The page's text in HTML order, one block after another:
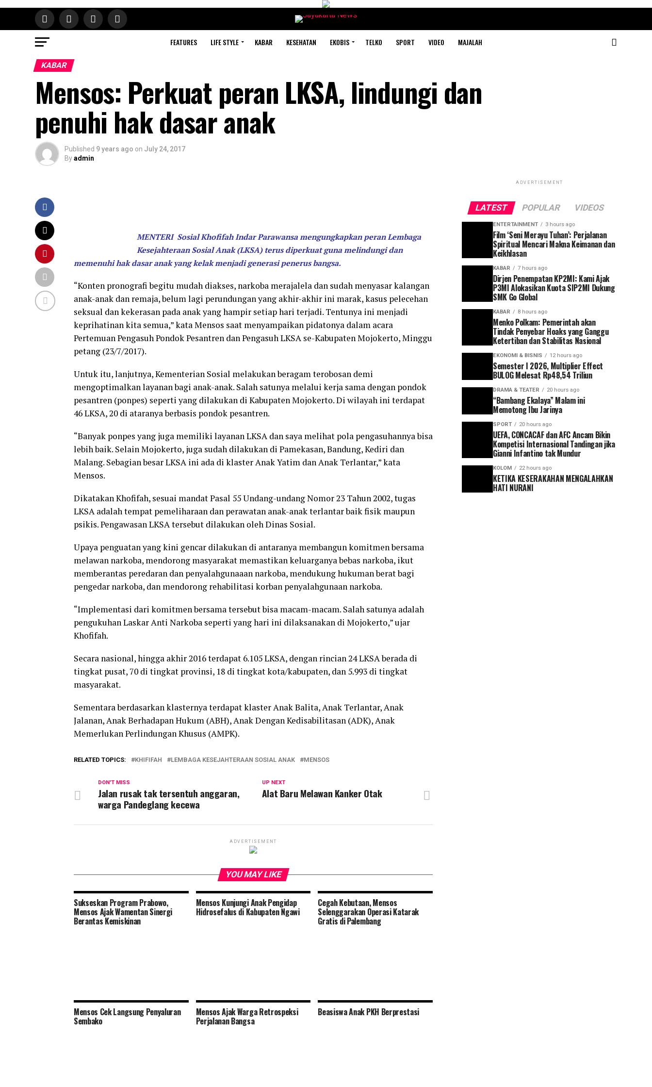
FEATURES LIFE STYLE KABAR KESEHATAN EKOBIS TELKO SPORT VIDEO MAJALAH
KABAR
Mensos: Perkuat peran LKSA, lindungi dan
penuhi hak dasar anak
Published 9 years ago on July 24, 2017
Byadmin
MENTERI Sosial Khofifah Indar Parawansa mengungkapkan peran Lembaga
Kesejahteraan Sosial Anak (LKSA) terus diperkuat guna melindungi dan
memenuhi hak dasar anak yang kelak menjadi generasi penerus bangsa.
“Konten pronografi begitu mudah diakses, narkoba merajalela dan sudah menyasar kalangan
anak-anak dan remaja, belum lagi perundungan yang akhir-akhir ini marak, kasus pelecehan
seksual dan kekerasan pada anak yang hampir setiap hari terjadi. Tentunya ini menjadi
keprihatinan kita semua,” kata Mensos saat menyampaikan pidatonya dalam acara
Pertemuan Pengasuh Pondok Pesantren dan Pengasuh LKSA se-Kabupaten Mojokerto, Minggu
petang (23/7/2017).
Untuk itu, lanjutnya, Kementerian Sosial melakukan beragam terobosan demi
mengoptimalkan layanan bagi anak-anak. Salah satunya melalui kerja sama dengan pondok
pesantren (ponpes) seperti yang dilakukan di Kabupaten Mojokerto. Di wilayah ini terdapat
46 LKSA, 20 di ataranya berbasis pondok pesantren.
“Banyak ponpes yang juga memiliki layanan LKSA dan saya melihat pola pengasuhannya bisa
lebih baik. Selain Mojokerto, juga sudah dilakukan di Pamekasan, Bandung, Kediri dan
Malang. Sebagian besar LKSA ini ada di klaster Anak Yatim dan Anak Terlantar,” kata
Mensos.
Dikatakan Khofifah, sesuai mandat Pasal 55 Undang-undang Nomor 23 Tahun 2002, tugas
LKSA adalah tempat pemeliharaan dan perawatan anak-anak terlantar baik fisik maupun
psikis. Pengawasan LKSA tersebut dilakukan oleh Dinas Sosial.
Upaya penguatan yang kini gencar dilakukan di antaranya membangun komitmen bersama
melawan narkoba, mendorong masyarakat memastikan keluarganya bebas narkoba, ikut
memberantas peredaran dan penyalahgunaaan narkoba, mendukung hukuman berat bagi
pengedar narkoba, dan mendorong rehabilitasi korban penyalahgunaan narkoba.
“Implementasi dari komitmen bersama tersebut bisa macam-macam. Salah satunya adalah
pengukuhan Laskar Anti Narkoba seperti yang hari ini dilaksanakan di Mojokerto,” ujar
Khofifah.
Secara nasional, hingga akhir 2016 terdapat 6.105 LKSA, dengan rincian 24 LKSA berada di
tingkat pusat, 70 di tingkat provinsi, 18 di tingkat kota/kabupaten, dan 5.993 di tingkat
masyarakat.
Sementara berdasarkan klasternya terdapat klaster Anak Balita, Anak Terlantar, Anak
Jalanan, Anak Berhadapan Hukum (ABH), Anak Dengan Kedisabilitasan (ADK), Anak
Memerlukan Perlindungan Khusus (AMPK).
RELATED TOPICS: KHIFIFAH LEMBAGA KESEJAHTERAAN SOSIAL ANAK MENSOS
UP NEXT
Alat Baru Melawan Kanker Otak
DON'T MISS
Jalan rusak tak tersentuh anggaran,
warga Pandeglang kecewa
ADVERTISEMENT
YOU MAY LIKE
Sukseskan Program Prabowo,
Mensos Ajak Wamentan Sinergi
Berantas Kemiskinan
Mensos Kunjungi Anak Pengidap
Hidrosefalus di Kabupaten Ngawi
Cegah Kebutaan, Mensos
Selenggarakan Operasi Katarak
Gratis di Palembang
Mensos Cek Langsung Penyaluran
Sembako
Mensos Ajak Warga Retrospeksi
Perjalanan Bangsa
Beasiswa Anak PKH Berprestasi
ADVERTISEMENT
LATEST POPULAR VIDEOS
ENTERTAINMENT 3 hours ago
Film ‘Seni Merayu Tuhan’: Perjalanan
Spiritual Mencari Makna Keimanan dan
Keikhlasan
KABAR 7 hours ago
Dirjen Penempatan KP2MI: Kami Ajak
P3MI Alokasikan Kuota SIP2MI Dukung
SMK Go Global
KABAR 8 hours ago
Menko Polkam: Pemerintah akan
Tindak Penyebar Hoaks yang Ganggu
Ketertiban dan Stabilitas Nasional
EKONOMI & BISNIS 12 hours ago
Semester I 2026, Multiplier Effect
BULOG Melesat Rp48,54 Triliun
DRAMA & TEATER 20 hours ago
“Bambang Ekalaya” Malam ini
Memotong Ibu Jarinya
SPORT 20 hours ago
UEFA, CONCACAF dan AFC Ancam Bikin
Kompetisi Internasional Tandingan jika
Gianni Infantino tak Mundur
KOLOM 22 hours ago
KETIKA KESERAKAHAN MENGALAHKAN
HATI NURANI